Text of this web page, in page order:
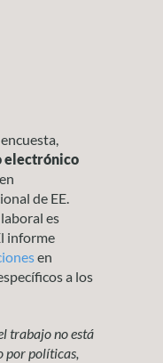
electrónico
de EE.
es
informe
en
a los
trabajo no está
por políticas,